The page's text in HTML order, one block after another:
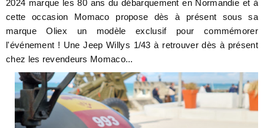
2024 marque les 80 ans du débarquement en Normandie et à
cette occasion Momaco propose dès à présent sous sa
marque Oliex un modèle exclusif pour commémorer
l'événement ! Une Jeep Willys 1/43 à retrouver dès à présent
chez les revendeurs Momaco...